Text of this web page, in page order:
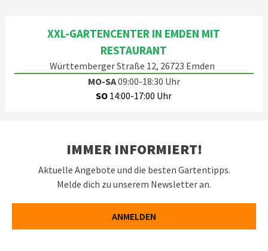
XXL-GARTENCENTER IN EMDEN MIT
RESTAURANT
Württemberger Straße 12, 26723 Emden
MO-SA09:00-18:30 Uhr
SO 14:00-17:00 Uhr
IMMER INFORMIERT!
Aktuelle Angebote und die besten Gartentipps.
Melde dich zu unserem Newsletter an.
ANMELDEN